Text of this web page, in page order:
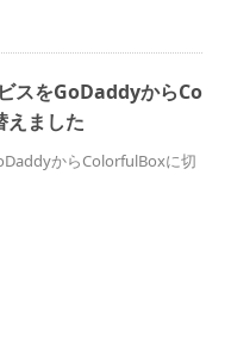
スをGoDaddyからCo
ました
からColorfulBoxに切